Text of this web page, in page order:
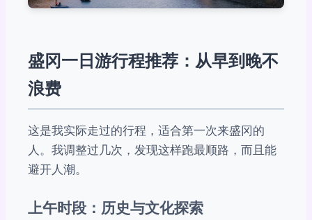
盛冈一日游行程推荐：从早到晚不
浪费
这是我实际走过的行程，适合第一次来盛冈的
人。我调整过几次，发现这样跑最顺路，而且能
避开人潮。
上午时段：历史与文化探索